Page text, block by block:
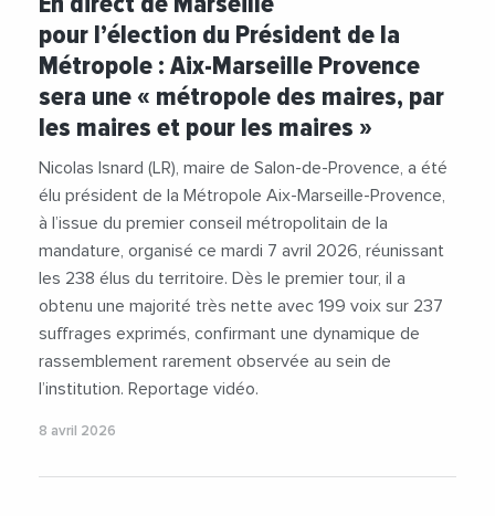
#CCIAixMarseilleProvence
#Decideurs
#JeanLucChauvin
#NicolasIsnard
#Videos
pour l’élection du Président de la
Métropole : Aix-Marseille Provence
sera une « métropole des maires, par
les maires et pour les maires »
Nicolas Isnard (LR), maire de Salon-de-Provence, a été
élu président de la Métropole Aix-Marseille-Provence,
à l’issue du premier conseil métropolitain de la
mandature, organisé ce mardi 7 avril 2026, réunissant
les 238 élus du territoire. Dès le premier tour, il a
obtenu une majorité très nette avec 199 voix sur 237
suffrages exprimés, confirmant une dynamique de
rassemblement rarement observée au sein de
l’institution. Reportage vidéo.
8 avril 2026